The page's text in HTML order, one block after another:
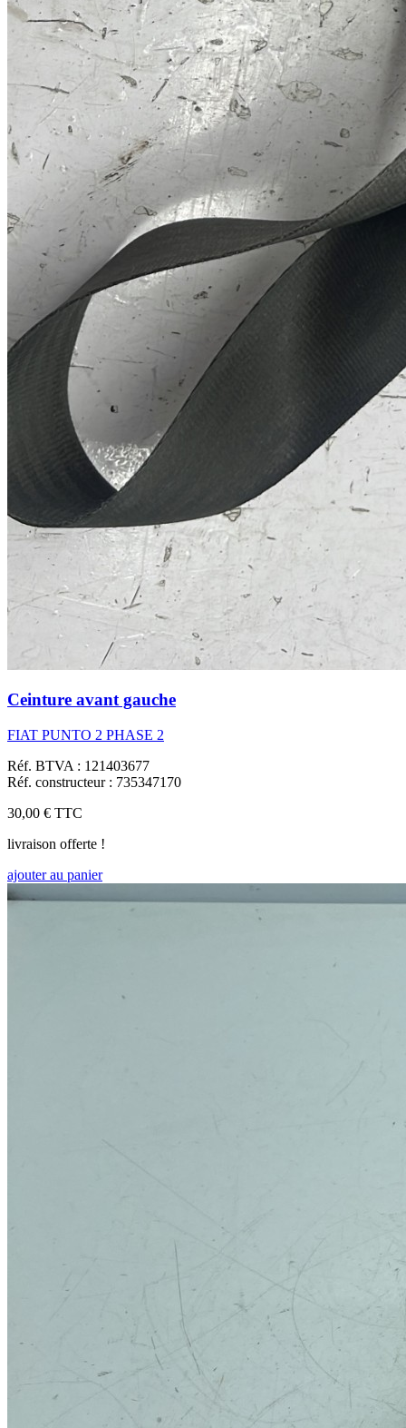
Ceinture avant gauche
FIAT PUNTO 2 PHASE 2
Réf. BTVA : 121403677
Réf. constructeur : 735347170
30,00 € TTC
livraison offerte !
ajouter au panier